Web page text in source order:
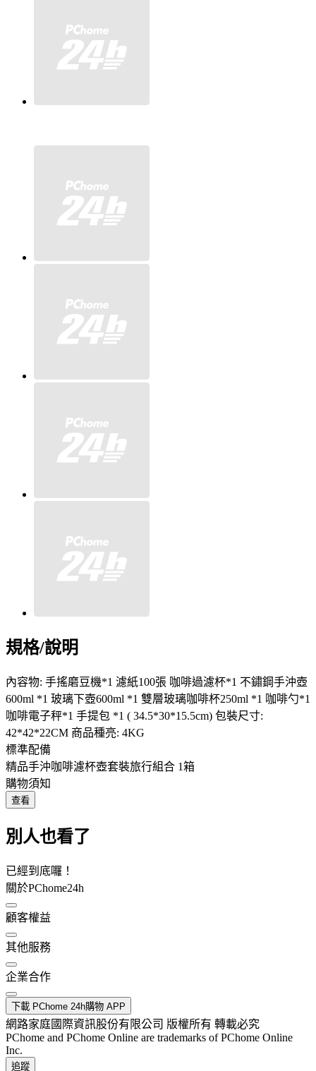
規格/說明
內容物: 手搖磨豆機*1 濾紙100張 咖啡過濾杯*1 不鏽鋼手沖壺
600ml *1 玻璃下壺600ml *1 雙層玻璃咖啡杯250ml *1 咖啡勺*1
咖啡電子秤*1 手提包 *1 ( 34.5*30*15.5cm) 包裝尺寸:
42*42*22CM 商品種亮: 4KG
標準配備
精品手沖咖啡濾杯壺套裝旅行組合 1箱
購物須知
查看
別人也看了
已經到底囉！
關於PChome24h
顧客權益
其他服務
企業合作
下載 PChome 24h購物 APP
網路家庭國際資訊股份有限公司 版權所有 轉載必究
PChome and PChome Online are trademarks of PChome Online
Inc.
追蹤